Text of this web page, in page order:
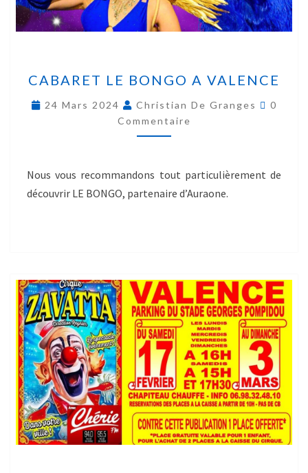
CABARET LE BONGO A VALENCE
24 Mars 2024 Christian De Granges
0
Commentaire
Nous vous recommandons tout particulièrement de
découvrir LE BONGO, partenaire d’Auraone.